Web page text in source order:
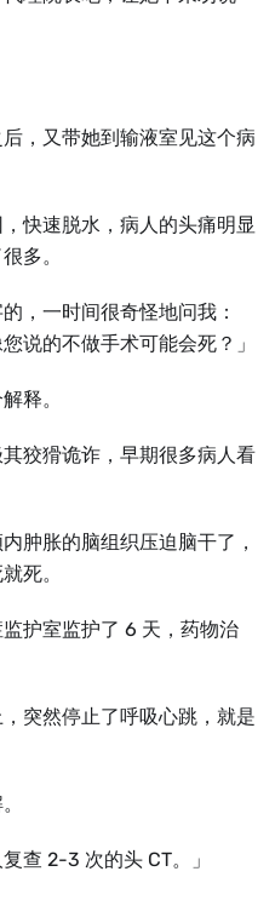
，又带她到输液室见这个病
快速脱水，病人的头痛明显
多。
，一时间很奇怪地问我：
说的不做手术可能会死？」
释。
狡猾诡诈，早期很多病人看
肿胀的脑组织压迫脑干了，
死。
护室监护了 6 天，药物治
突然停止了呼吸心跳，就是
查 2-3 次的头 CT。」